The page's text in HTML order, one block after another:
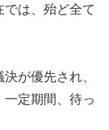
は、殆ど全て
が優先され、
定期間、待っ